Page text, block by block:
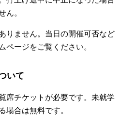
ん。
りません。当日の開催可否など
ページをご覧ください。
いて
席チケットが必要です。未就学
場合は無料です。